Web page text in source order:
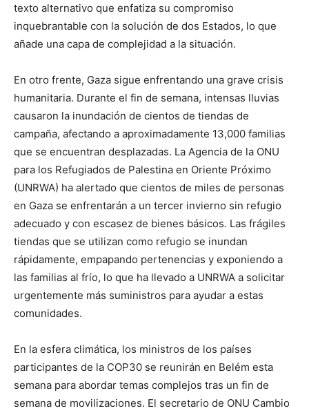
texto alternativo que enfatiza su compromiso
inquebrantable con la solución de dos Estados, lo que
añade una capa de complejidad a la situación.
En otro frente, Gaza sigue enfrentando una grave crisis
humanitaria. Durante el fin de semana, intensas lluvias
causaron la inundación de cientos de tiendas de
campaña, afectando a aproximadamente 13,000 familias
que se encuentran desplazadas. La Agencia de la ONU
para los Refugiados de Palestina en Oriente Próximo
(UNRWA) ha alertado que cientos de miles de personas
en Gaza se enfrentarán a un tercer invierno sin refugio
adecuado y con escasez de bienes básicos. Las frágiles
tiendas que se utilizan como refugio se inundan
rápidamente, empapando pertenencias y exponiendo a
las familias al frío, lo que ha llevado a UNRWA a solicitar
urgentemente más suministros para ayudar a estas
comunidades.
En la esfera climática, los ministros de los países
participantes de la COP30 se reunirán en Belém esta
semana para abordar temas complejos tras un fin de
semana de movilizaciones. El secretario de ONU Cambio